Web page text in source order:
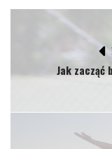
Jak zacząć